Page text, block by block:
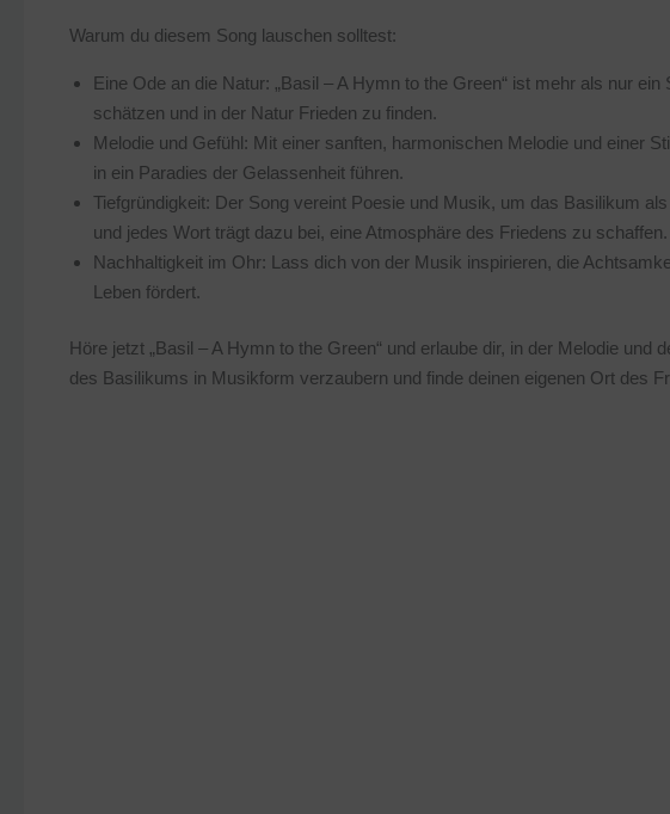
Warum du diesem Song lauschen solltest:
Eine Ode an die Natur: „Basil – A Hymn to the Green“ ist mehr als nur
schätzen und in der Natur Frieden zu finden.
Melodie und Gefühl: Mit einer sanften, harmonischen Melodie und einer
in ein Paradies der Gelassenheit führen.
Tiefgründigkeit: Der Song vereint Poesie und Musik, um das Basilikum
und jedes Wort trägt dazu bei, eine Atmosphäre des Friedens zu schaffen.
Nachhaltigkeit im Ohr: Lass dich von der Musik inspirieren, die
Leben fördert.
Höre jetzt „Basil – A Hymn to the Green“ und erlaube dir, in der Melodie
des Basilikums in Musikform verzaubern und finde deinen eigenen Ort des